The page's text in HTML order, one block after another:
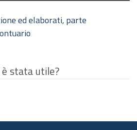
ed elaborati, parte
stata utile?